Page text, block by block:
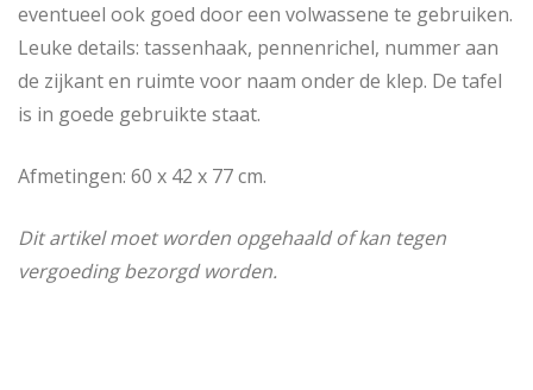
eventueel ook goed door een volwassene te gebruiken.
Leuke details: tassenhaak, pennenrichel, nummer aan
de zijkant en ruimte voor naam onder de klep. De tafel
is in goede gebruikte staat.
Afmetingen: 60 x 42 x 77 cm.
Dit artikel moet worden opgehaald of kan tegen
vergoeding bezorgd worden.